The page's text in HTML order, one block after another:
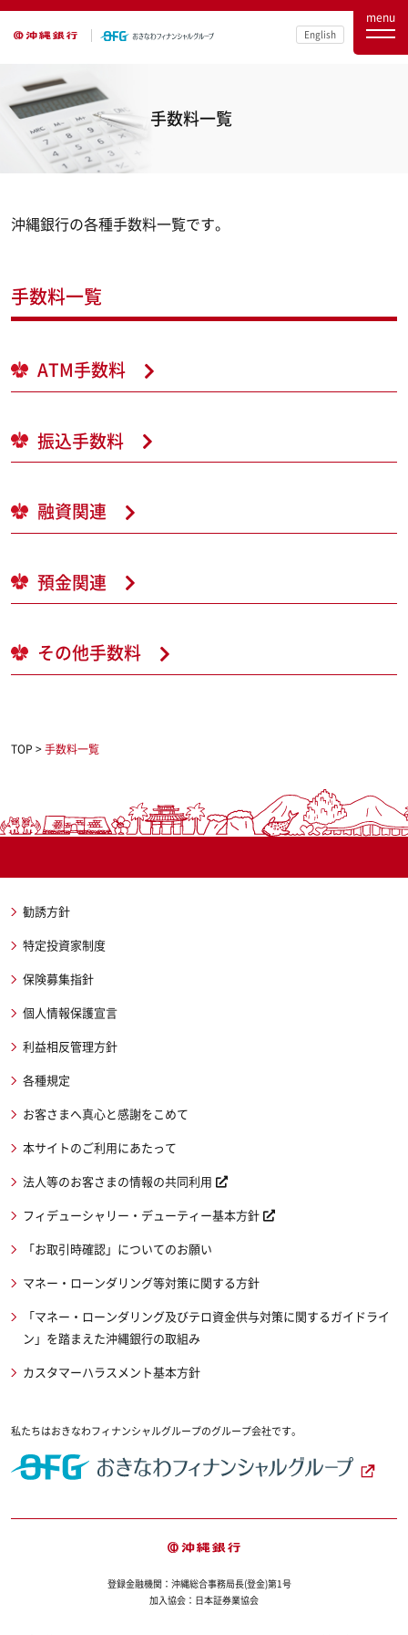
English
menu
手数料一覧
沖縄銀行の各種手数料一覧です。
手数料一覧
ATM手数料
振込手数料
融資関連
預金関連
その他手数料
TOP >手数料一覧
私たちはおきなわフィナンシャルグループのグループ会社です。
勧誘方針
特定投資家制度
保険募集指針
個人情報保護宣言
利益相反管理方針
各種規定
お客さまへ真心と感謝をこめて
本サイトのご利用にあたって
法人等のお客さまの情報の共同利用
フィデューシャリー・デューティー基本方針
「お取引時確認」についてのお願い
マネー・ローンダリング等対策に関する方針
「マネー・ローンダリング及びテロ資金供与対策に関するガイドライ
ン」を踏まえた沖縄銀行の取組み
カスタマーハラスメント基本方針
登録金融機関：沖縄総合事務局長(登金)第1号
加入協会：日本証券業協会